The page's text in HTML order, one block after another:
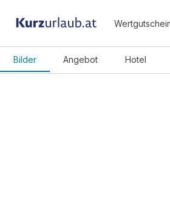
Bilder Angebot Hotel